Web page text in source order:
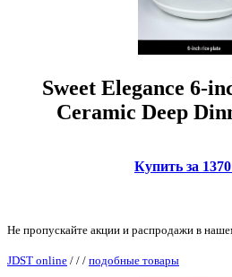
Sweet Elegance 6-
Ceramic Deep
Купить за
Не пропускайте акции и распродажи в
JDST online / / / подобные товары